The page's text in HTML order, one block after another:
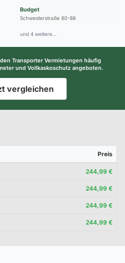
Budget
Schwesterstraße 80-88
und 4 weitere…
Transporter Vermietungen häufig
und Vollkaskoschutz angeboten.
vergleichen
Preis
244,99 €
244,99 €
244,99 €
244,99 €